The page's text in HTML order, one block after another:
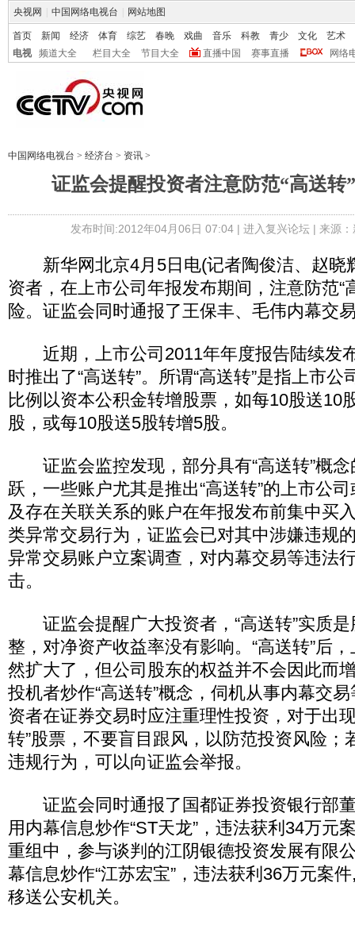
央视网 中国网络电视台 网站地图
首页 新闻 经济 体育 综艺 春晚 戏曲 音乐 科教 青少 文化
艺术
电视
频道大全 栏目大全 节目大全 直播中国 赛事直播 网络
中国网络电视台 > 经济台 > 资讯 >
证监会提醒投资者注意防范“高送转
发布时间:2012年04月06日 07:04 | 进入复兴论坛| 来源
新华网北京4月5日电(记者陶俊洁、赵晓
资者，在上市公司年报发布期间，注意防范“
险。证监会同时通报了王保丰、毛伟内幕交
近期，上市公司2011年年度报告陆续发
时推出了“高送转”。所谓“高送转”是指上市
比例以资本公积金转增股票，如每10股送10
股，或每10股送5股转增5股。
证监会监控发现，部分具有“高送转”概念
跃，一些账户尤其是推出“高送转”的上市公
及存在关联关系的账户在年报发布前集中买
类异常交易行为，证监会已对其中涉嫌违规
异常交易账户立案调查，对内幕交易等违法
击。
证监会提醒广大投资者，“高送转”实质是
整，对净资产收益率没有影响。“高送转”后
然扩大了，但公司股东的权益并不会因此而
投机者炒作“高送转”概念，伺机从事内幕交
资者在证券交易时应注重理性投资，对于出
转”股票，不要盲目跟风，以防范投资风险；
违规行为，可以向证监会举报。
证监会同时通报了国都证券投资银行部
用内幕信息炒作“ST天龙”，违法获利34万元
重组中，参与谈判的江阴银德投资发展有限
幕信息炒作“江苏宏宝”，违法获利36万元案
移送公安机关。